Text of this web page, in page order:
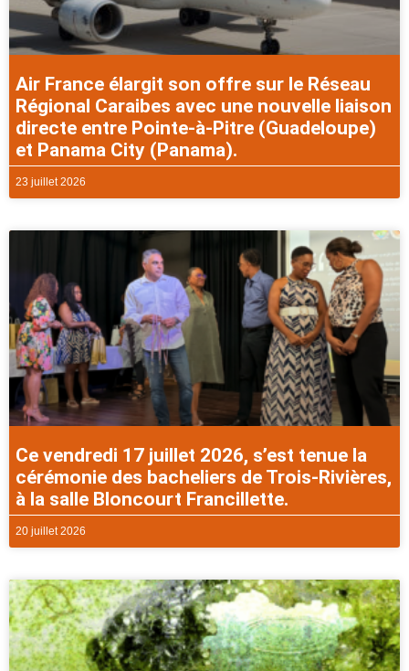
Air France élargit son offre sur le Réseau
Régional Caraibes avec une nouvelle liaison
directe entre Pointe-à-Pitre (Guadeloupe)
et Panama City (Panama).
23 juillet 2026
Ce vendredi 17 juillet 2026, s’est tenue la
cérémonie des bacheliers de Trois-Rivières,
à la salle Bloncourt Francillette.
20 juillet 2026